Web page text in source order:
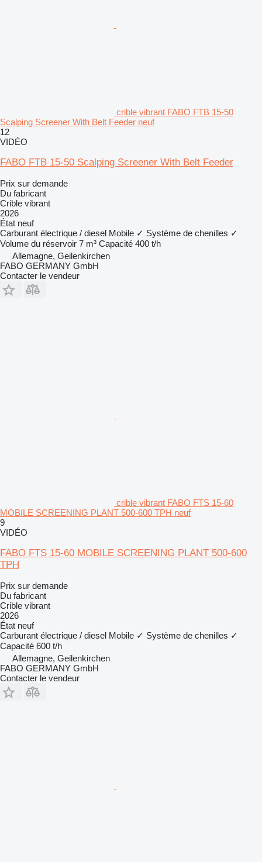
crible vibrant FABO FTB 15-50
Scalping Screener With Belt Feeder neuf
12
VIDÉO
FABO FTB 15-50 Scalping Screener With Belt Feeder
Prix sur demande
Du fabricant
Crible vibrant
2026
État neuf
Carburant électrique / diesel Mobile ✓ Système de chenilles ✓
Volume du réservoir 7 m³ Capacité 400 t/h
Allemagne, Geilenkirchen
FABO GERMANY GmbH
Contacter le vendeur
crible vibrant FABO FTS 15-60
MOBILE SCREENING PLANT 500-600 TPH neuf
9
VIDÉO
FABO FTS 15-60 MOBILE SCREENING PLANT 500-600
TPH
Prix sur demande
Du fabricant
Crible vibrant
2026
État neuf
Carburant électrique / diesel Mobile ✓ Système de chenilles ✓
Capacité 600 t/h
Allemagne, Geilenkirchen
FABO GERMANY GmbH
Contacter le vendeur